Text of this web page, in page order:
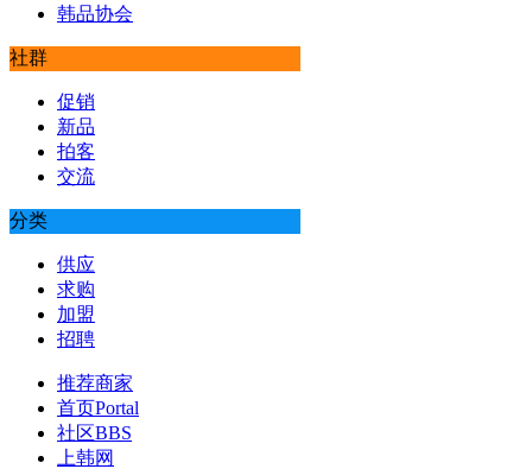
韩品协会
社群
促销
新品
拍客
交流
分类
供应
求购
加盟
招聘
推荐商家
首页Portal
社区BBS
上韩网